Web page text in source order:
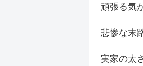
頑張る気
悲惨な末
実家の太